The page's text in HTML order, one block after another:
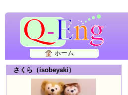
ホーム
さくら（isobeyaki）